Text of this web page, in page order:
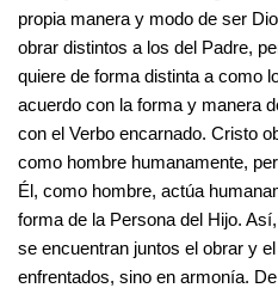
propia manera y modo de ser
obrar distintos a los del Padre,
quiere de forma distinta a como
acuerdo con la forma y manera
con el Verbo encarnado. Cristo
como hombre humanamente,
Él, como hombre, actúa
forma de la Persona del Hijo.
se encuentran juntos el obrar y
enfrentados, sino en armonía.